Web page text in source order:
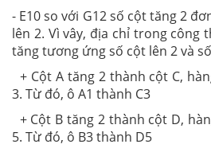
- E10 so với G12 số cột tăng 2
lên 2. Vì vây, địa chỉ trong công
tăng tương ứng số cột lên 2 và
+ Cột A tăng 2 thành cột C,
3. Từ đó, ô A1 thành C3
+ Cột B tăng 2 thành cột D,
5. Từ đó, ô B3 thành D5